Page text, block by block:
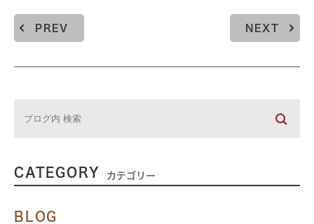
PREV NEXT
CATEGORY カテゴリー
BLOG